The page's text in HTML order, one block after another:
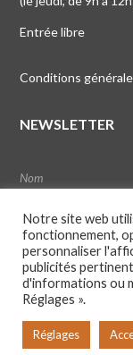
Entrée libre
Conditions
NEWSLETTER
Notre site web
fonctionnement,
personnaliser
publicités
d'informations ou
Réglages ».
Réglages